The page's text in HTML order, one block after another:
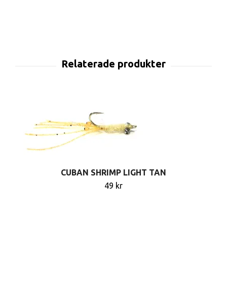
CUBAN SHRIMP LIGHT TAN
49 kr